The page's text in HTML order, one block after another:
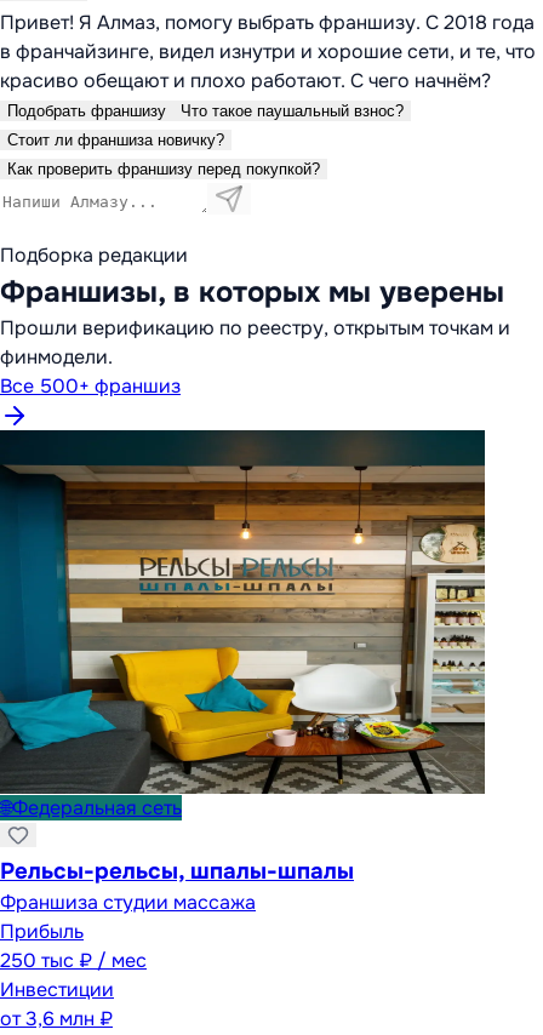
Привет! Я Алмаз, помогу выбрать франшизу. С 2018 года
в франчайзинге, видел изнутри и хорошие сети, и те, что
красиво обещают и плохо работают. С чего начнём?
Подобрать франшизу
Что такое паушальный взнос?
Стоит ли франшиза новичку?
Как проверить франшизу перед покупкой?
Подборка редакции
Франшизы, в которых мы уверены
Прошли верификацию по реестру, открытым точкам и
финмодели.
Все 500+ франшиз
🌐Федеральная сеть
Рельсы-рельсы, шпалы-шпалы
Франшиза студии массажа
Прибыль
250 тыс ₽ / мес
Инвестиции
от3,6 млн ₽